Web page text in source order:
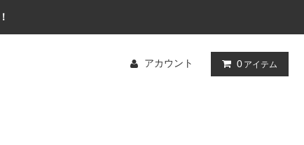
！
アカウント 0 アイテム